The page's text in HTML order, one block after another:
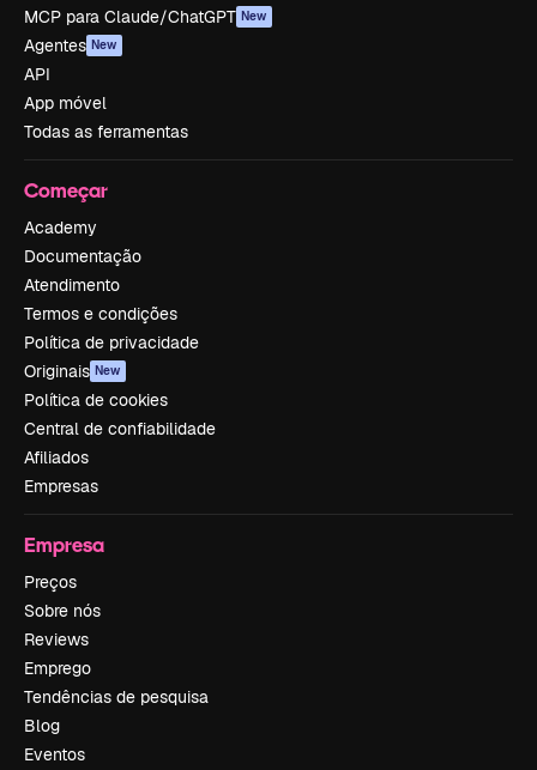
MCP para Claude/ChatGPT New
Agentes New
API
App móvel
Todas as ferramentas
Começar
Academy
Documentação
Atendimento
Termos e condições
Política de privacidade
Originais New
Política de cookies
Central de confiabilidade
Afiliados
Empresas
Empresa
Preços
Sobre nós
Reviews
Emprego
Tendências de pesquisa
Blog
Eventos